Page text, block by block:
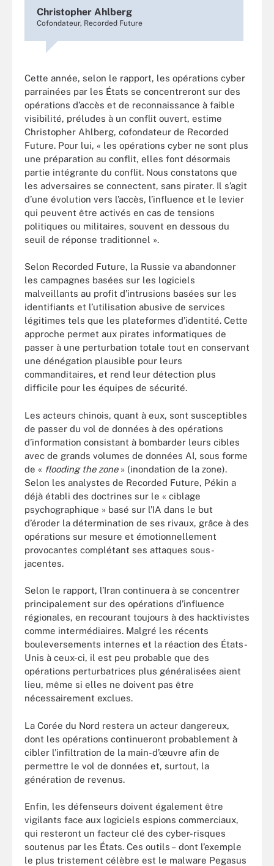
Christopher Ahlberg
Cofondateur, Recorded Future
Cette année, selon le rapport, les opérations cyber
parrainées par les États se concentreront sur des
opérations d’accès et de reconnaissance à faible
visibilité, préludes à un conflit ouvert, estime
Christopher Ahlberg, cofondateur de Recorded
Future. Pour lui, « les opérations cyber ne sont plus
une préparation au conflit, elles font désormais
partie intégrante du conflit. Nous constatons que
les adversaires se connectent, sans pirater. Il s’agit
d’une évolution vers l’accès, l’influence et le levier
qui peuvent être activés en cas de tensions
politiques ou militaires, souvent en dessous du
seuil de réponse traditionnel ».
Selon Recorded Future, la Russie va abandonner
les campagnes basées sur les logiciels
malveillants au profit d’intrusions basées sur les
identifiants et l’utilisation abusive de services
légitimes tels que les plateformes d’identité. Cette
approche permet aux pirates informatiques de
passer à une perturbation totale tout en conservant
une dénégation plausible pour leurs
commanditaires, et rend leur détection plus
difficile pour les équipes de sécurité.
Les acteurs chinois, quant à eux, sont susceptibles
de passer du vol de données à des opérations
d’information consistant à bombarder leurs cibles
avec de grands volumes de données AI, sous forme
de « flooding the zone» (inondation de la zone).
Selon les analystes de Recorded Future, Pékin a
déjà établi des doctrines sur le « ciblage
psychographique » basé sur l’IA dans le but
d’éroder la détermination de ses rivaux, grâce à des
opérations sur mesure et émotionnellement
provocantes complétant ses attaques sous-
jacentes.
Selon le rapport, l’Iran continuera à se concentrer
principalement sur des opérations d’influence
régionales, en recourant toujours à des hacktivistes
comme intermédiaires. Malgré les récents
bouleversements internes et la réaction des États-
Unis à ceux-ci, il est peu probable que des
opérations perturbatrices plus généralisées aient
lieu, même si elles ne doivent pas être
nécessairement exclues.
La Corée du Nord restera un acteur dangereux,
dont les opérations continueront probablement à
cibler l’infiltration de la main-d’œuvre afin de
permettre le vol de données et, surtout, la
génération de revenus.
Enfin, les défenseurs doivent également être
vigilants face aux logiciels espions commerciaux,
qui resteront un facteur clé des cyber-risques
soutenus par les États. Ces outils – dont l’exemple
le plus tristement célèbre est le malware Pegasus